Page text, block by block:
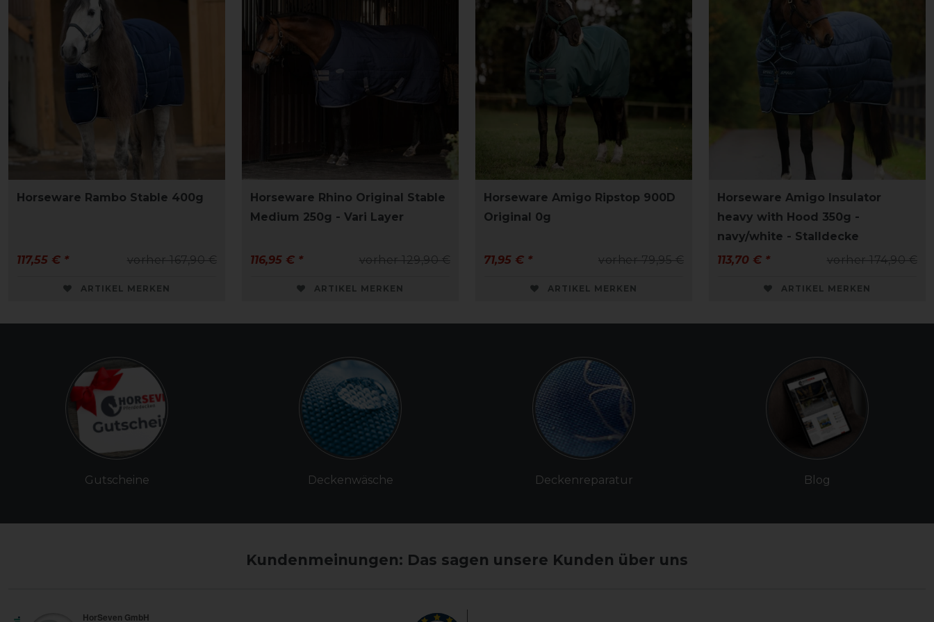
Horseware Rambo Stable 400g
vorher 167,90 €
117,55 € *
ARTIKEL MERKEN
Horseware Rhino Original Stable
Medium 250g - Vari Layer
vorher 129,90 €
116,95 € *
ARTIKEL MERKEN
Horseware Amigo Ripstop 900D
Original 0g
vorher 79,95 €
71,95 € *
ARTIKEL MERKEN
Horseware Amigo Insulator
heavy with Hood 350g -
navy/white - Stalldecke
vorher 174,90 €
113,70 € *
ARTIKEL MERKEN
Gutscheine Deckenwäsche Deckenreparatur Blog
Kundenmeinungen: Das sagen unsere Kunden über uns